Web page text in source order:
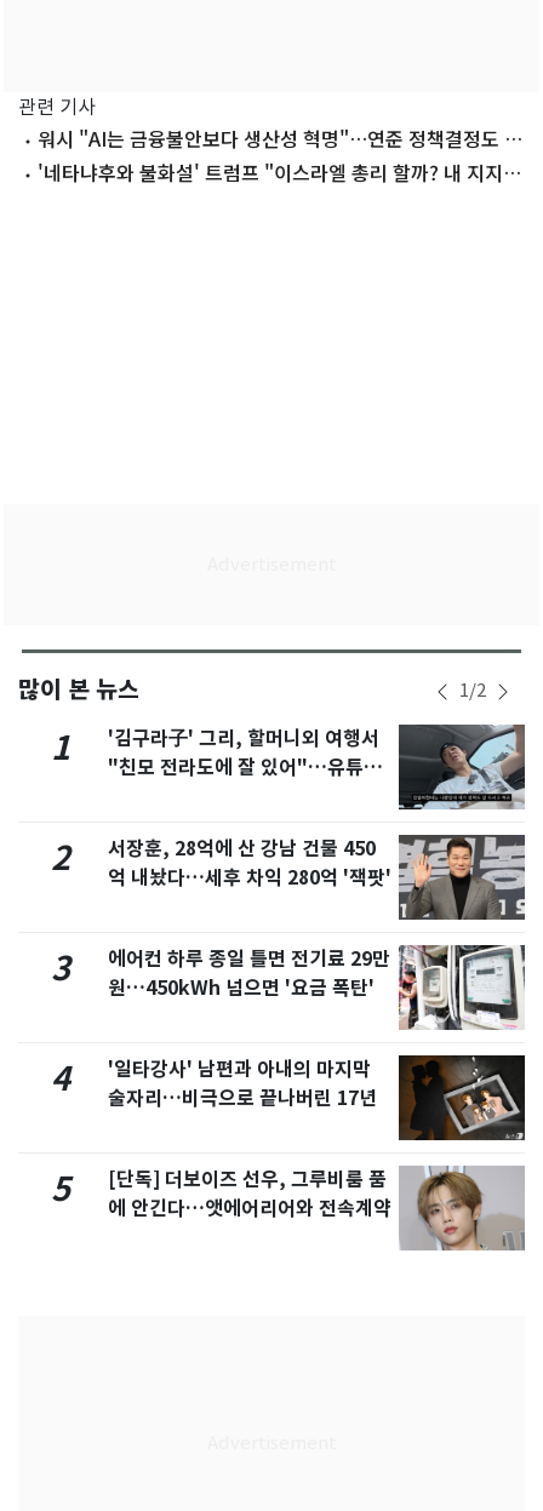
관련 기사
워시 "AI는 금융불안보다 생산성 혁명"…연준 정책결정도 바
꾼다'네타냐후와 불화설' 트럼프 "이스라엘 총리 할까? 내 지지율
많이 본 뉴스 1/2
1
'김구라子' 그리, 할머니외 여행서
"친모 전라도에 잘 있어"…유튜브
2
서장훈, 28억에 산 강남 건물 450
억 내놨다…세후 차익 280억 '잭팟'
3
에어컨 하루 종일 틀면 전기료 29만
원…450kWh 넘으면 '요금 폭탄'
4
'일타강사' 남편과 아내의 마지막
술자리…비극으로 끝나버린 17년
5
[단독] 더보이즈 선우, 그루비룸 품
에 안긴다…앳에어리어와 전속계약